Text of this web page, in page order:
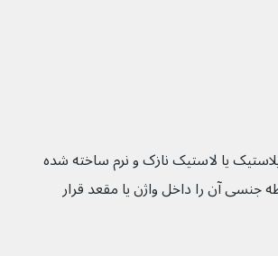
یا لاستیک نازک و نرم ساخته شده
جنسی آن را داخل واژن یا مقعد قرار